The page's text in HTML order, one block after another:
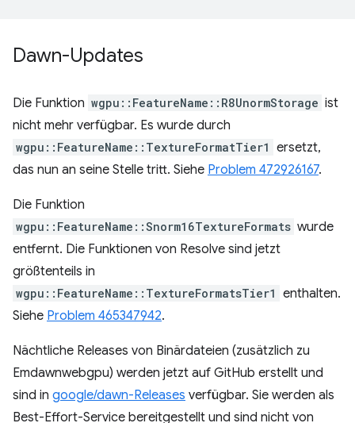
Dawn-Updates
Die Funktion wgpu::FeatureName::R8UnormStorage ist
nicht mehr verfügbar. Es wurde durch
wgpu::FeatureName::TextureFormatTier1 ersetzt,
das nun an seine Stelle tritt. Siehe Problem 472926167.
Die Funktion
wgpu::FeatureName::Snorm16TextureFormats wurde
entfernt. Die Funktionen von Resolve sind jetzt
größtenteils in
wgpu::FeatureName::TextureFormatsTier1 enthalten.
Siehe Problem 465347942.
Nächtliche Releases von Binärdateien (zusätzlich zu
Emdawnwebgpu) werden jetzt auf GitHub erstellt und
sind in google/dawn-Releases verfügbar. Sie werden als
Best-Effort-Service bereitgestellt und sind nicht von